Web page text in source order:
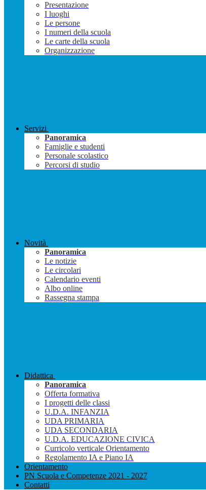
Presentazione
I luoghi
Le persone
I numeri della scuola
Le carte della scuola
Organizzazione
Servizi
Panoramica
Famiglie e studenti
Personale scolastico
Percorsi di studio
Novità
Panoramica
Le notizie
Le circolari
Calendario eventi
Albo online
Rassegna stampa
Didattica
Panoramica
Offerta formativa
I progetti delle classi
U.D.A. INFANZIA
UDA PRIMARIA
UDA SECONDARIA
U.D.A. EDUCAZIONE CIVICA
Curricolo verticale Orientamento
Regolamento IA e Piano IA
Orientamento
PN Scuola e Competenze 2021 - 2027
Contatti